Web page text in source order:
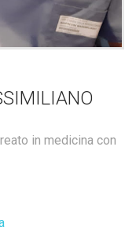
in medicina con